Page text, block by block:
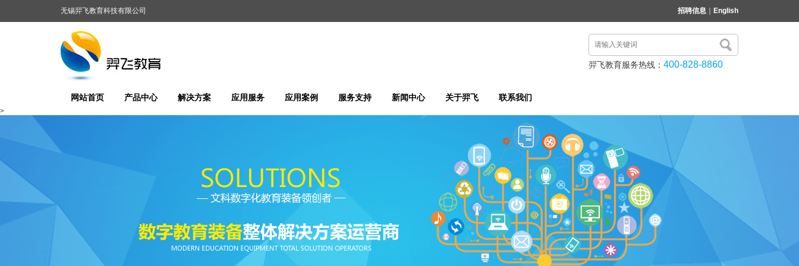
无锡羿飞教育科技有限公司 招聘信息 English
羿飞教育服务热线： 400-828-8860
网站首页 产品中心 解决方案 应用服务 应用案例 服务支持 新闻中心 关于羿飞 联系我们
>